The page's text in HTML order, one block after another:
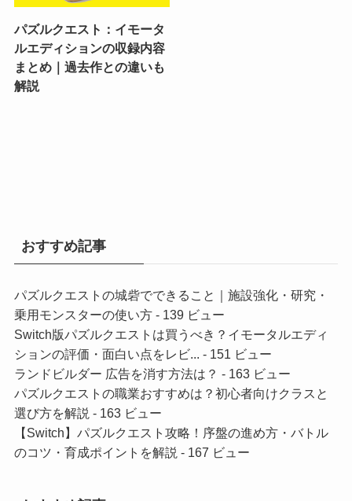
パズルクエスト：イモータ
ルエディションの収録内容
まとめ｜過去作との違いも
解説
おすすめ記事
パズルクエストの城砦でできること｜施設強化・研究・
乗用モンスターの使い方- 139 ビュー
Switch版パズルクエストは買うべき？イモータルエディ
ションの評価・面白い点をレビ... - 151 ビュー
ランドビルダー 広告を消す方法は？ - 163 ビュー
パズルクエストの職業おすすめは？初心者向けクラスと
選び方を解説 - 163 ビュー
【Switch】パズルクエスト攻略！序盤の進め方・バトル
のコツ・育成ポイントを解説 - 167 ビュー